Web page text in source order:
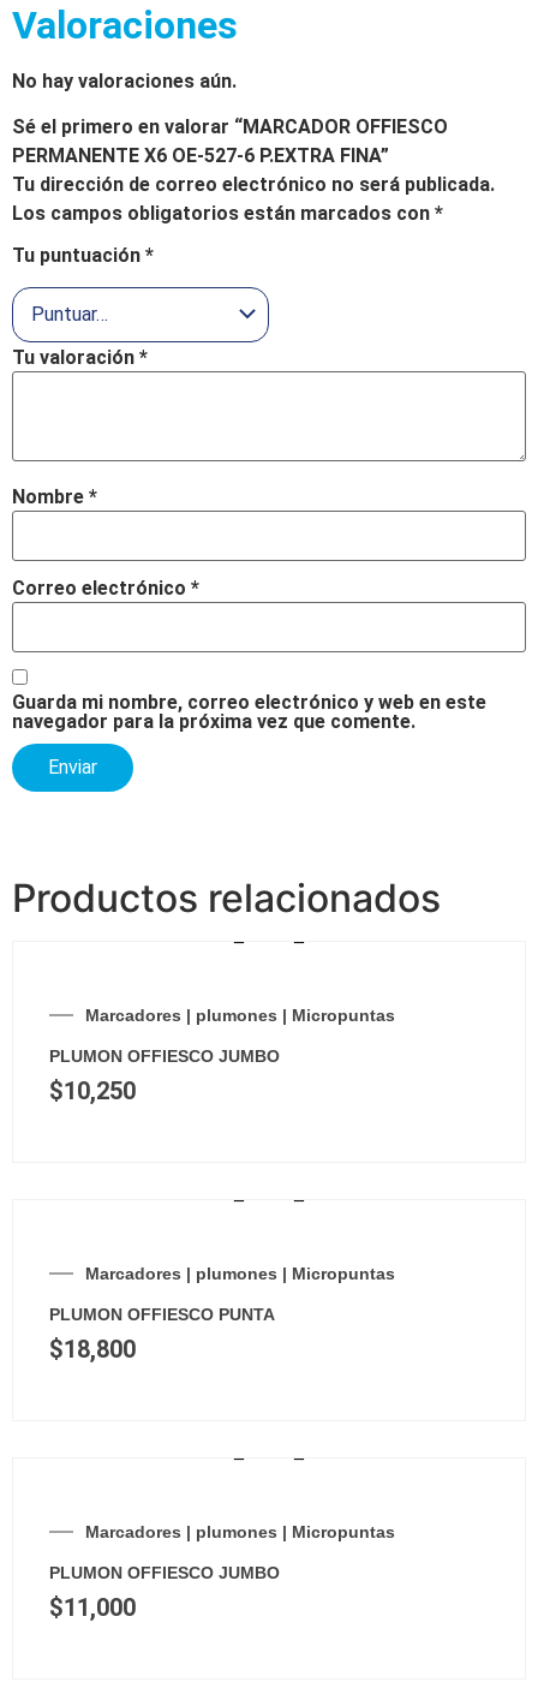
Valoraciones
No hay valoraciones aún.
Sé el primero en valorar “MARCADOR OFFIESCO
PERMANENTE X6 OE-527-6 P.EXTRA FINA”
Tu dirección de correo electrónico no será publicada.
Los campos obligatorios están marcados con *
Tu puntuación *
Tu valoración *
Nombre *
Correo electrónico *
Guarda mi nombre, correo electrónico y web en este
navegador para la próxima vez que comente.
Productos relacionados
Marcadores | plumones | Micropuntas
PLUMON OFFIESCO JUMBO
$10,250
Marcadores | plumones | Micropuntas
PLUMON OFFIESCO PUNTA
$18,800
Marcadores | plumones | Micropuntas
PLUMON OFFIESCO JUMBO
$11,000